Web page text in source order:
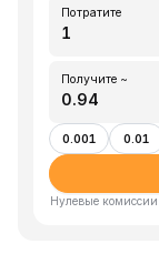
Потратите
Получите ~
0.001 0.01
Нулевые комиссии